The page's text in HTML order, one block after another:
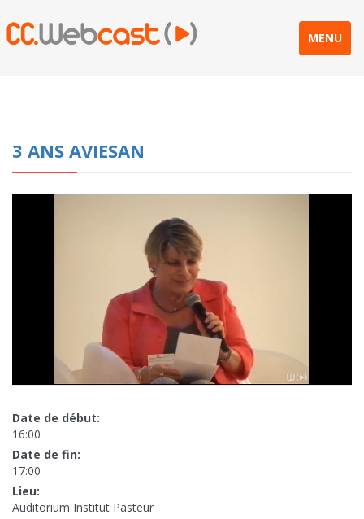
MENU
3 ANS AVIESAN
Date de début:
16:00
Date de fin:
17:00
Lieu:
Auditorium Institut Pasteur